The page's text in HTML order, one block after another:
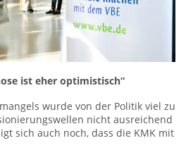
ist eher optimistisch“
wurde von der Politik viel zu
nicht ausreichend
sich auch noch, dass die KMK mit